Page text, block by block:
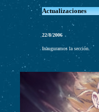
Actualizaciones
22/8/2006
Inauguramos la sección.